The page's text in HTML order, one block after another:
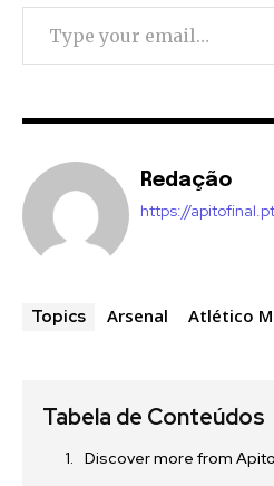
Type your email…
Redação
https://apitofinal.pt
Topics Arsenal Atlético
Tabela de Conteúdos
Discover more from